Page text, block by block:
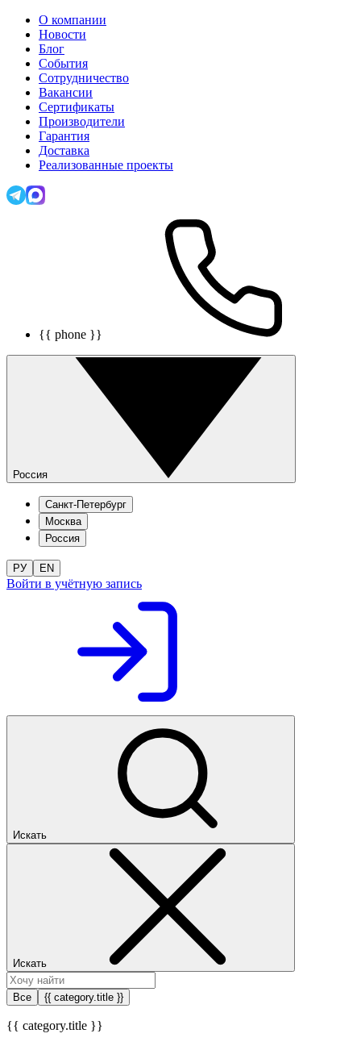
О компании
Новости
Блог
События
Сотрудничество
Вакансии
Сертификаты
Производители
Гарантия
Доставка
Реализованные проекты
{{ phone }}
Россия
Санкт-Петербург
Москва
Россия
РУ EN
Войти в учётную запись
Искать
Искать
Все {{ category.title }}
{{ category.title }}